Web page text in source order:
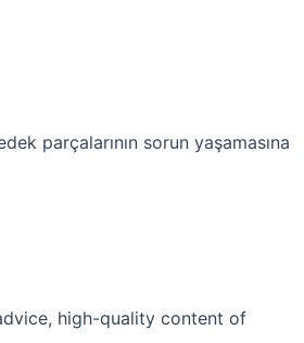
parçalarının sorun yaşamasına
high-quality content of